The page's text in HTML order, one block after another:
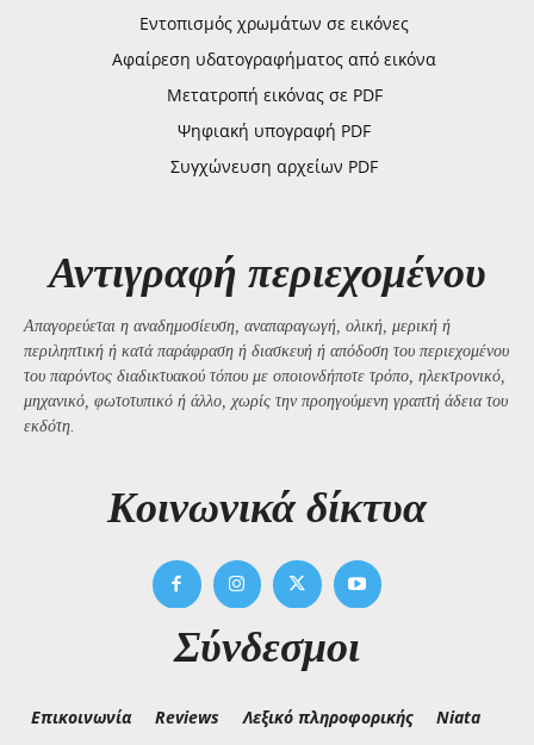
Εντοπισμός χρωμάτων σε εικόνες
Αφαίρεση υδατογραφήματος από εικόνα
Μετατροπή εικόνας σε PDF
Ψηφιακή υπογραφή PDF
Συγχώνευση αρχείων PDF
Αντιγραφή περιεχομένου
Απαγορεύεται η αναδημοσίευση, αναπαραγωγή, ολική, μερική ή
περιληπτική ή κατά παράφραση ή διασκευή ή απόδοση του περιεχομένου
του παρόντος διαδικτυακού τόπου με οποιονδήποτε τρόπο, ηλεκτρονικό,
μηχανικό, φωτοτυπικό ή άλλο, χωρίς την προηγούμενη γραπτή άδεια του
εκδότη.
Kοινωνικά δίκτυα
Σύνδεσμοι
Επικοινωνία Reviews Λεξικό πληροφορικής
Niata